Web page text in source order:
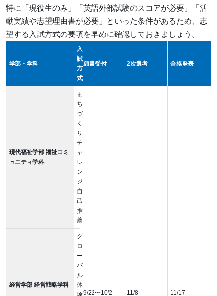
特に「現役生のみ」「英語外部試験のスコアが必要」「活
動実績や志望理由書が必要」といった条件があるため、志
望する入試方式の要項を早めに確認しておきましょう。
学部・学科
入
試
方
式
願書受付 2次選考 合格発表
現代福祉学部 福祉コミ
ュニティ学科
ま
ち
づ
く
り
チ
ャ
レ
ン
ジ
自
己
推
薦
9/22〜10/2 11/8 11/17
経営学部 経営戦略学科
グ
ロ
ー
バ
ル
体